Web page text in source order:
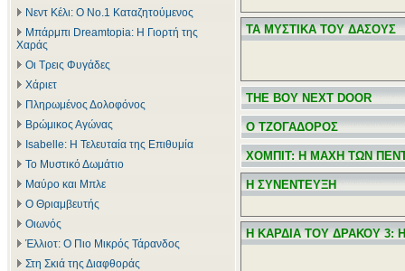
Νεντ Κέλι: Ο Νο.1 Καταζητούμενος
Μπάρμπι Dreamtopia: Η Γιορτή της
Χαράς
Οι Τρεις Φυγάδες
Χάριετ
Πληρωμένος Δολοφόνος
Βρώμικος Αγώνας
Isabelle: Η Τελευταία της Επιθυμία
Το Μυστικό Δωμάτιο
Μαύρο και Μπλε
Ο Θριαμβευτής
Οιωνός
Έλλιοτ: Ο Πιο Μικρός Τάρανδος
Στη Σκιά της Διαφθοράς
ΤΑ ΜΥΣΤΙΚΑ ΤΟΥ ΔΑΣΟΥΣ
THE BOY NEXT DOOR
Ο ΤΖΟΓΑΔΟΡΟΣ
ΧΟΜΠΙΤ: Η ΜΑΧΗ ΤΩΝ
Η ΣΥΝΕΝΤΕΥΞΗ
Η ΚΑΡΔΙΑ ΤΟΥ ΔΡΑΚΟΥ 3: